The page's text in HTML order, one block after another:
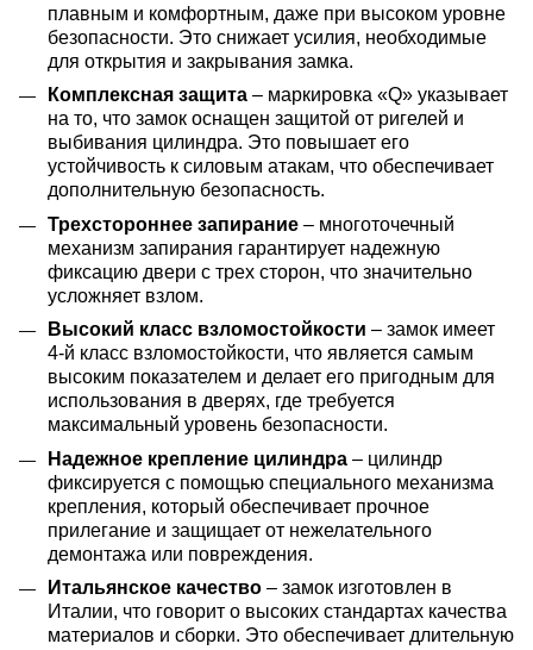
плавным и комфортным, даже при высоком уровне
безопасности. Это снижает усилия, необходимые
для открытия и закрывания замка.
Комплексная защита – маркировка «Q» указывает
на то, что замок оснащен защитой от ригелей и
выбивания цилиндра. Это повышает его
устойчивость к силовым атакам, что обеспечивает
дополнительную безопасность.
Трехстороннее запирание – многоточечный
механизм запирания гарантирует надежную
фиксацию двери с трех сторон, что значительно
усложняет взлом.
Высокий класс взломостойкости – замок имеет
4-й класс взломостойкости, что является самым
высоким показателем и делает его пригодным для
использования в дверях, где требуется
максимальный уровень безопасности.
Надежное крепление цилиндра – цилиндр
фиксируется с помощью специального механизма
крепления, который обеспечивает прочное
прилегание и защищает от нежелательного
демонтажа или повреждения.
Итальянское качество – замок изготовлен в
Италии, что говорит о высоких стандартах качества
материалов и сборки. Это обеспечивает длительную